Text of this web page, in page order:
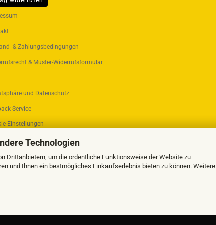
Technologien
Drittanbietern, um die ordentliche Funktionsweise der Website zu
und Ihnen ein bestmögliches Einkaufserlebnis bieten zu können. Weitere
& Zahlungsbedingungen
& Muster-Widerrufsformular
und Datenschutz
Service
Einstellungen